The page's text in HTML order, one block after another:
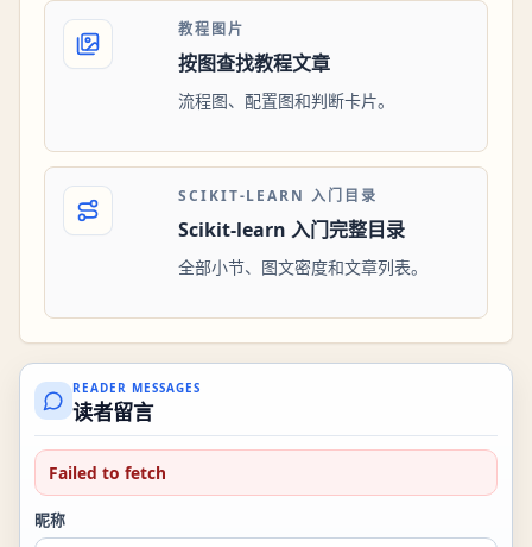
教程图片
按图查找教程文章
流程图、配置图和判断卡片。
SCIKIT-LEARN 入门目录
Scikit-learn 入门完整目录
全部小节、图文密度和文章列表。
READER MESSAGES
读者留言
Failed to fetch
昵称